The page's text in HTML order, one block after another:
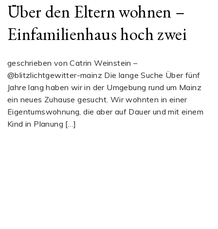
Über den Eltern wohnen –
Einfamilienhaus hoch zwei
geschrieben von Catrin Weinstein –
@blitzlichtgewitter-mainz Die lange Suche Über fünf
Jahre lang haben wir in der Umgebung rund um Mainz
ein neues Zuhause gesucht. Wir wohnten in einer
Eigentumswohnung, die aber auf Dauer und mit einem
Kind in Planung […]